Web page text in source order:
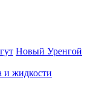
Новый Уренгой
и жидкости